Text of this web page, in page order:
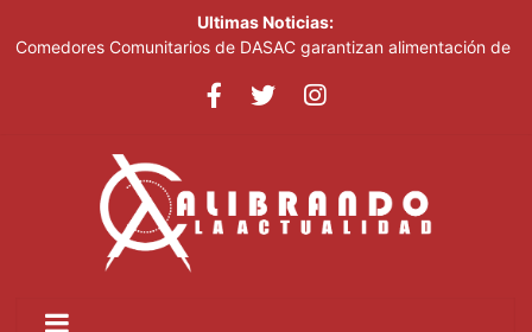
Ultimas Noticias:
Comedores Comunitarios de DASAC garantizan alimentación de
Centroamericanos y del Caribe Santo Domingo 2026
Senado de EE. UU. aprueba nuevo paquete de sanciones a
Italia dice que no acepta ultimátums y mantendrá la suspensión
del Schengen con España
Fransheska Matías gana dos plata en el torneo de pesas de los